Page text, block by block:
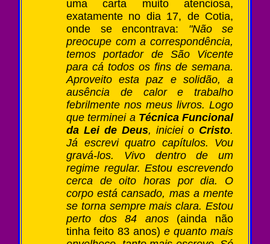
uma carta muito atenciosa,
exatamente no dia 17, de Cotia,
onde se encontrava: "Não se
preocupe com a correspondência,
temos portador de São Vicente
para cá todos os fins de semana.
Aproveito esta paz e solidão, a
ausência de calor e trabalho
febrilmente nos meus livros. Logo
que terminei a Técnica Funcional
da Lei de Deus, iniciei o Cristo.
Já escrevi quatro capítulos. Vou
gravá-los. Vivo dentro de um
regime regular. Estou escrevendo
cerca de oito horas por dia. O
corpo está cansado, mas a mente
se torna sempre mais clara. Estou
perto dos 84 anos (ainda não
tinha feito 83 anos) e quanto mais